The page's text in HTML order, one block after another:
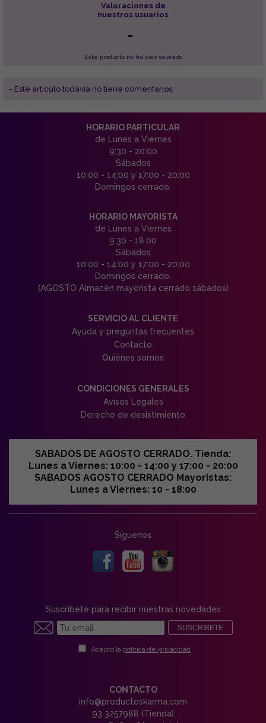
Valoraciones de
nuestros usuarios
-
Este producto no ha sido valorado
- Este articulo todavía no tiene comentarios.
HORARIO PARTICULAR
de Lunes a Viernes
9:30 - 20:00
Sábados
10:00 - 14:00 y 17:00 - 20:00
Domingos cerrado.
HORARIO MAYORISTA
de Lunes a Viernes
9:30 - 18:00
Sábados
10:00 - 14:00 y 17:00 - 20:00
Domingos cerrado.
(AGOSTO Almacén mayorista cerrado sábados)
SERVICIO AL CLIENTE
Ayuda y preguntas frecuentes
Contacto
Quiénes somos
CONDICIONES GENERALES
Avisos Legales
Derecho de desistimiento
SABADOS DE AGOSTO CERRADO. Tienda:
Lunes a Viernes: 10:00 - 14:00 y 17:00 - 20:00
SABADOS AGOSTO CERRADO Mayoristas:
Lunes a Viernes: 10 - 18:00
Síguenos
Suscríbete para recibir nuestras novedades
SUSCRIBETE
Acepto la política de privacidad
CONTACTO
info@productoskarma.com
93 3257988 (Tienda)